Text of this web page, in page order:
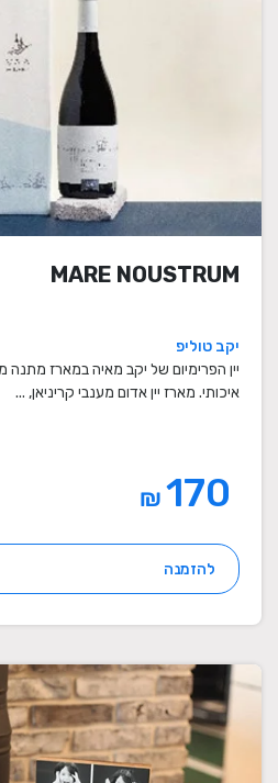
MARE NOUSTRUM
יקב טוליפ
יין הפרימיום של יקב מאיה במארז מתנה
איכותי. מארז יין אדום מענבי קריניאן, ...
₪
להזמנה